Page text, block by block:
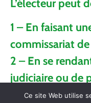
L’électeur peut
1 – En faisant
commissariat
2 – En se
judiciaire ou de
Important:
Ce site Web utilise